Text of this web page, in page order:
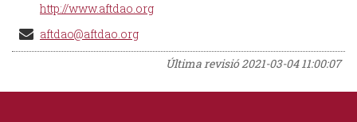
http://www.aftdao.org
aftdao@aftdao.org
Última revisió2021-03-04 11:00:07